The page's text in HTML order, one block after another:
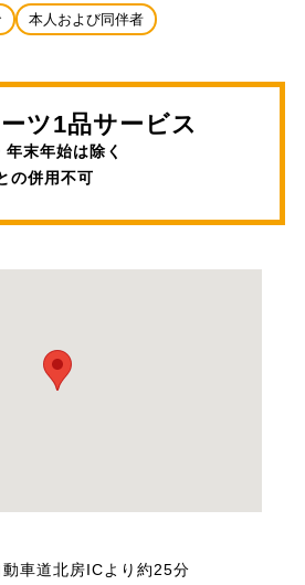
本人および同伴者
ツ1品サービス
末年始は除く
の併用不可
車道北房ICより約25分